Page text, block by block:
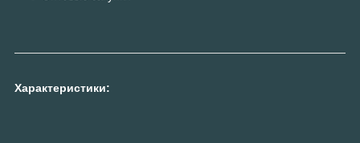
Характеристики: